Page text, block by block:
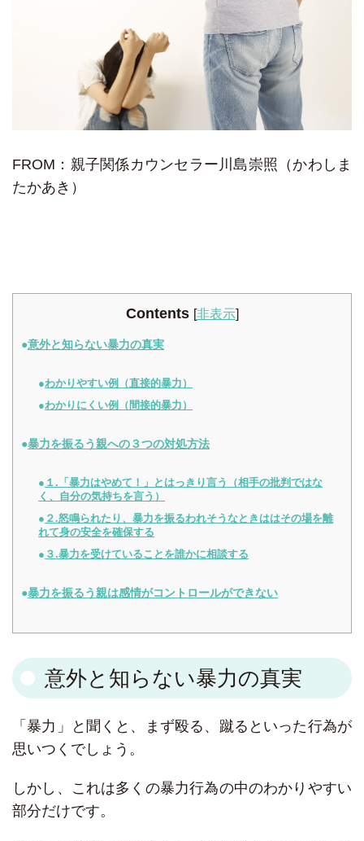
FROM：親子関係カウンセラー川島崇照（かわしま
たかあき）
Contents [非表示]
意外と知らない暴力の真実
わかりやすい例（直接的暴力）
わかりにくい例（間接的暴力）
暴力を振るう親への３つの対処方法
１.「暴力はやめて！」とはっきり言う（相手の批判ではな
く、自分の気持ちを言う）
２.怒鳴られたり、暴力を振るわれそうなときははその場を離
れて身の安全を確保する
３.暴力を受けていることを誰かに相談する
暴力を振るう親は感情がコントロールができない
意外と知らない暴力の真実
「暴力」と聞くと、まず殴る、蹴るといった行為が
思いつくでしょう。
しかし、これは多くの暴力行為の中のわかりやすい
部分だけです。